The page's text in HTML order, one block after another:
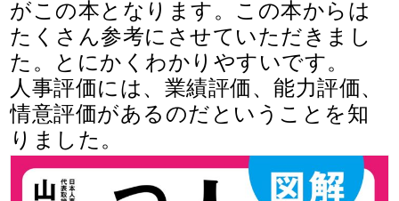
がこの本となります。この本からは
たくさん参考にさせていただきまし
た。
とにかくわかりやすいです。
人事評価には、業績評価、能力評価、
情意評価があるのだということを知
りました。